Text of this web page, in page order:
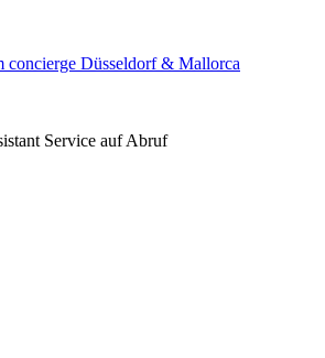
concierge Düsseldorf & Mallorca
Service auf Abruf